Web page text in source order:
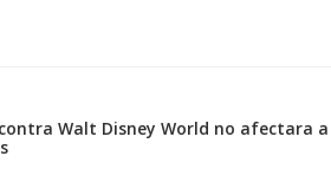
contra Walt Disney World no afectara